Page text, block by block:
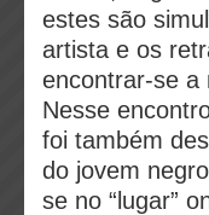
estes são
artista e os
encontrar-se a
Nesse
foi também
do jovem
se no “lugar”